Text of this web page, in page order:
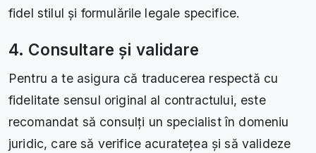
fidel stilul și formulările legale specifice.
4. Consultare și validare
Pentru a te asigura că traducerea respectă cu
fidelitate sensul original al contractului, este
recomandat să consulți un specialist în domeniu
juridic, care să verifice acuratețea și să valideze